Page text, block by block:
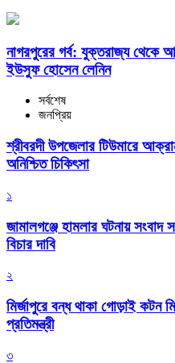
নাগরপুরের গর্ব: যুক্তরাজ্য থেকে
ইউসুফ হোসেন লেনিন
সর্বশেষ
জনপ্রিয়
শ্রীবরদী উপজেলার টিউমারে
অনিশ্চিত চিকিৎসা
১
জামালগঞ্জে হামলার ঘটনায়
বিচার দাবি
২
মির্জাপুরে বন্ধ থাকা গোড়াই কটন
প্রতিমন্ত্রী
৩